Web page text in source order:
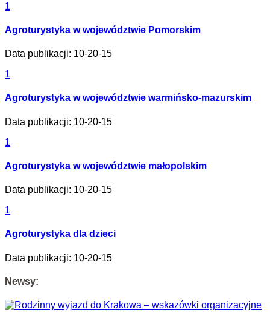
1
Agroturystyka w województwie Pomorskim
Data publikacji: 10-20-15
1
Agroturystyka w województwie warmińsko-mazurskim
Data publikacji: 10-20-15
1
Agroturystyka w województwie małopolskim
Data publikacji: 10-20-15
1
Agroturystyka dla dzieci
Data publikacji: 10-20-15
Newsy: